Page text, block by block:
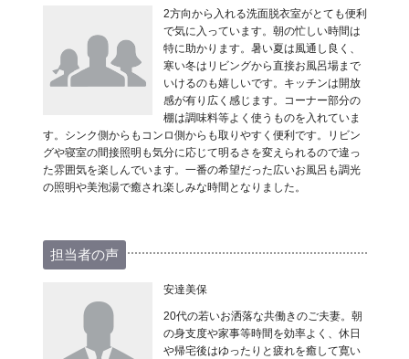
2方向から入れる洗面脱衣室がとても便利
で気に入っています。朝の忙しい時間は
特に助かります。暑い夏は風通し良く、
寒い冬はリビングから直接お風呂場まで
いけるのも嬉しいです。キッチンは開放
感が有り広く感じます。コーナー部分の
棚は調味料等よく使うものを入れていま
す。シンク側からもコンロ側からも取りやすく便利です。リビン
グや寝室の間接照明も気分に応じて明るさを変えられるので違っ
た雰囲気を楽しんでいます。一番の希望だった広いお風呂も調光
の照明や美泡湯で癒され楽しみな時間となりました。
担当者の声
安達美保
20代の若いお洒落な共働きのご夫妻。朝
の身支度や家事等時間を効率よく、休日
や帰宅後はゆったりと疲れを癒して寛い